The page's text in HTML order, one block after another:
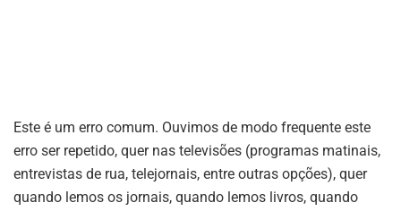
Este é um erro comum. Ouvimos de modo frequente este
erro ser repetido, quer nas televisões (programas matinais,
entrevistas de rua, telejornais, entre outras opções), quer
quando lemos os jornais, quando lemos livros, quando